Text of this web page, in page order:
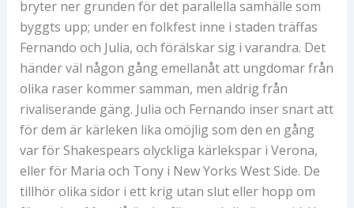
bryter ner grunden för det parallella samhälle som
byggts upp; under en folkfest inne i staden träffas
Fernando och Julia, och förälskar sig i varandra. Det
händer väl någon gång emellanåt att ungdomar från
olika raser kommer samman, men aldrig från
rivaliserande gäng. Julia och Fernando inser snart att
för dem är kärleken lika omöjlig som den en gång
var för Shakespears olyckliga kärlekspar i Verona,
eller för Maria och Tony i New Yorks West Side. De
tillhör olika sidor i ett krig utan slut eller hopp om